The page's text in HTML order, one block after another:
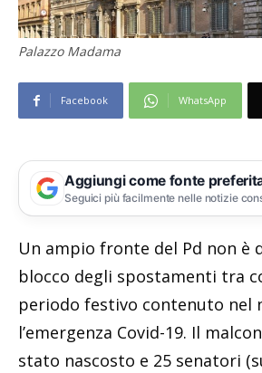
Palazzo Madama
Facebook WhatsApp
Aggiungi come fonte
Seguici più facilmente nelle notizie
Un ampio fronte del Pd non è
blocco degli spostamenti tra
periodo festivo contenuto nel
l’emergenza Covid-19. Il
stato nascosto e 25 senatori